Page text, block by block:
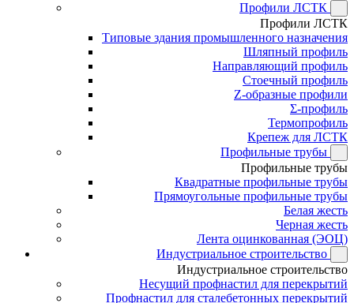
Профили ЛСТК
Профили ЛСТК
Типовые здания промышленного назначения
Шляпный профиль
Направляющий профиль
Стоечный профиль
Z-образные профили
Σ-профиль
Термопрофиль
Крепеж для ЛСТК
Профильные трубы
Профильные трубы
Квадратные профильные трубы
Прямоугольные профильные трубы
Белая жесть
Черная жесть
Лента оцинкованная (ЭОЦ)
Индустриальное строительство
Индустриальное строительство
Несущий профнастил для перекрытий
Профнастил для сталебетонных перекрытий